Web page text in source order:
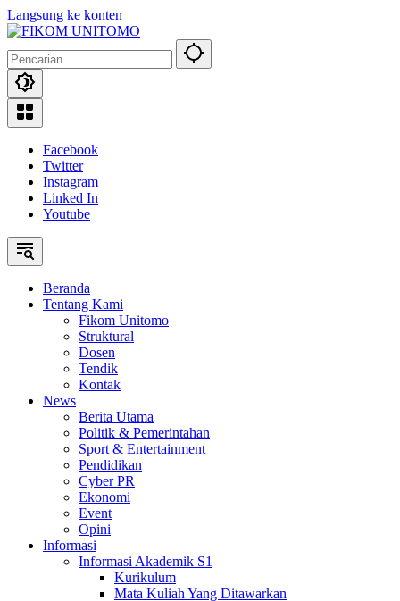
Langsung ke konten
Facebook
Twitter
Instagram
Linked In
Youtube
Beranda
Tentang Kami
Fikom Unitomo
Struktural
Dosen
Tendik
Kontak
News
Berita Utama
Politik & Pemerintahan
Sport & Entertainment
Pendidikan
Cyber PR
Ekonomi
Event
Opini
Informasi
Informasi Akademik S1
Kurikulum
Mata Kuliah Yang Ditawarkan